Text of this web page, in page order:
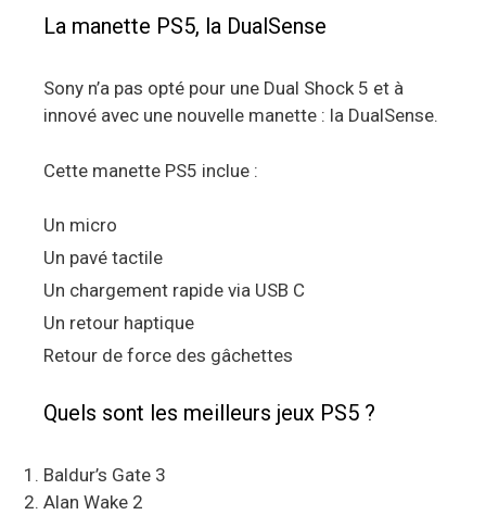
La manette PS5, la DualSense
Sony n’a pas opté pour une Dual Shock 5 et à
innové avec une nouvelle manette : la DualSense.
Cette manette PS5 inclue :
Un micro
Un pavé tactile
Un chargement rapide via USB C
Un retour haptique
Retour de force des gâchettes
Quels sont les meilleurs jeux PS5 ?
Baldur’s Gate 3
Alan Wake 2